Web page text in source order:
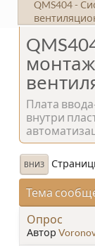
QMS404 -
Плата
внутри
ВНИЗ
Тема
Опрос
Автор